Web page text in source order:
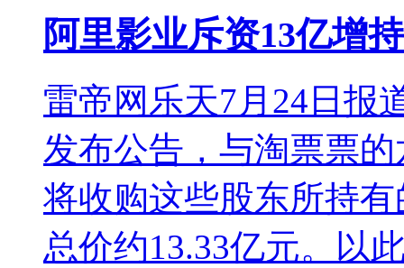
阿里影业斥资13亿增
雷帝网乐天7月24日报
发布公告，与淘票票
将收购这些股东所持
总价约13.33亿元。以